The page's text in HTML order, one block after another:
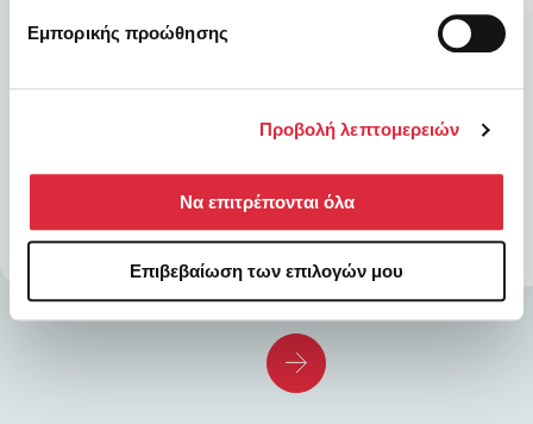
Εμπορικής προώθησης
Προβολή λεπτομερειών
Να επιτρέπονται όλα
Επιβεβαίωση των επιλογών μου
ΑΝΑΜΕΝΕΤΑΙ